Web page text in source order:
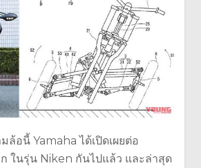
ล้อนี้ Yamaha ได้เปิดเผยต่อ
ในรุ่น Niken กันไปแล้ว และล่าสุด